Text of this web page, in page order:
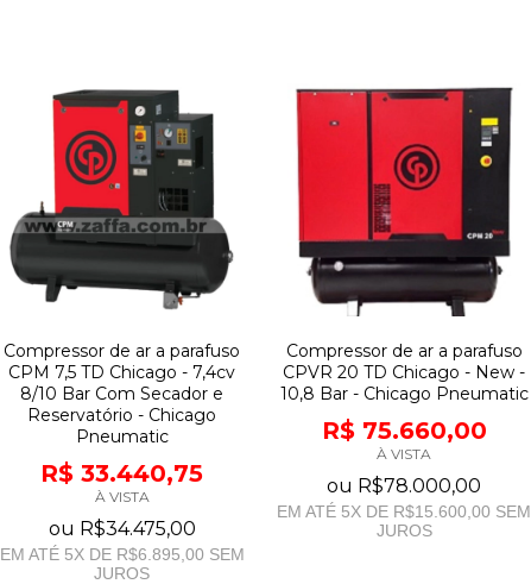
Compressor de ar a parafuso
CPM 7,5 TD Chicago - 7,4cv
8/10 Bar Com Secador e
Reservatório - Chicago
Pneumatic
R$ 33.440,75
À VISTA
ou R$34.475,00
EM ATÉ 5X DE R$6.895,00 SEM
JUROS
Compressor de ar a parafuso
CPVR 20 TD Chicago - New -
10,8 Bar - Chicago Pneumatic
R$ 75.660,00
À VISTA
ou R$78.000,00
EM ATÉ 5X DE R$15.600,00 SEM
JUROS